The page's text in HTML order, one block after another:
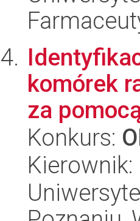
komórek
za
Konkurs:
Kierownik: